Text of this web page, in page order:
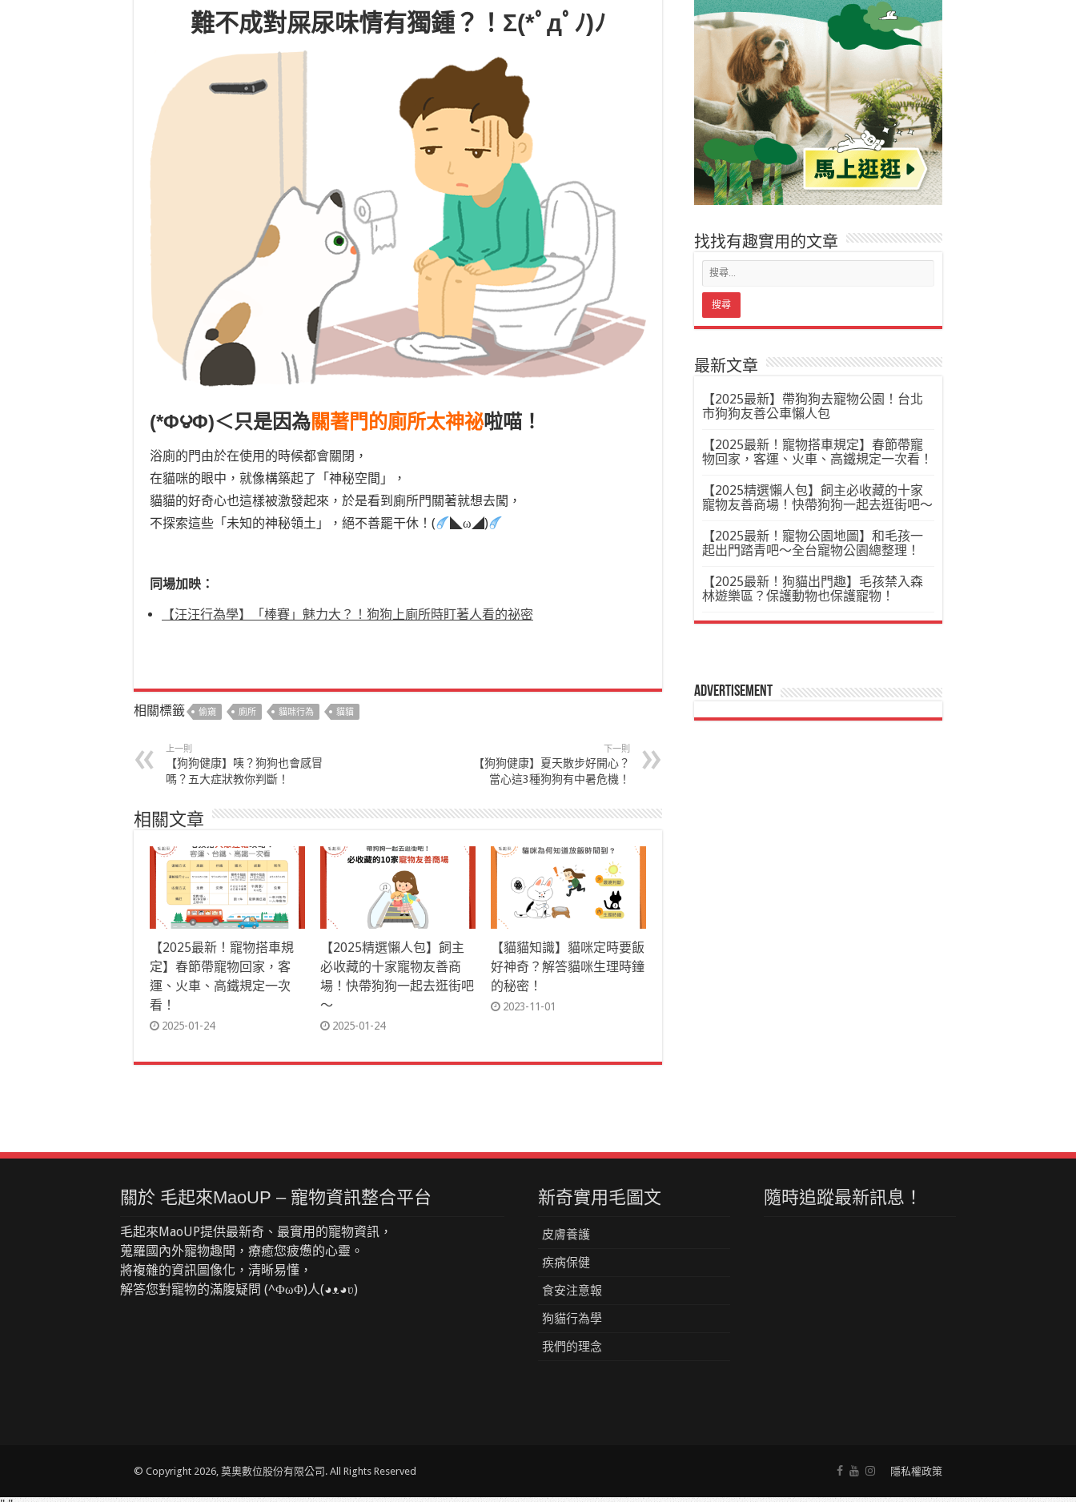
難不成對屎尿味情有獨鍾？！Σ(*ﾟдﾟﾉ)ﾉ
(*Φ౪Φ)＜只是因為關著門的廁所太神祕啦喵！
浴廁的門由於在使用的時候都會關閉，
在貓咪的眼中，就像構築起了「神秘空間」，
貓貓的好奇心也這樣被激發起來，於是看到廁所門關著就想去闖，
不探索這些「未知的神秘領土」，絕不善罷干休！(
◣ω◢)
同場加映：
【汪汪行為學】「棒賽」魅力大？！狗狗上廁所時盯著人看的祕密
相關標籤 偷窺 廁所 貓咪行為 貓貓
上一則
【狗狗健康】咦？狗狗也會感冒
嗎？五大症狀教你判斷！
下一則
【狗狗健康】夏天散步好開心？
當心這3種狗狗有中暑危機！
相關文章
【2025最新！寵物搭車規
定】春節帶寵物回家，客
運、火車、高鐵規定一次
看！
2025-01-24
【2025精選懶人包】飼主
必收藏的十家寵物友善商
場！快帶狗狗一起去逛街吧
～
2025-01-24
【貓貓知識】貓咪定時要飯
好神奇？解答貓咪生理時鐘
的秘密！
2023-11-01
找找有趣實用的文章
最新文章
【2025最新】帶狗狗去寵物公園！台北
市狗狗友善公車懶人包
【2025最新！寵物搭車規定】春節帶寵
物回家，客運、火車、高鐵規定一次看！
【2025精選懶人包】飼主必收藏的十家
寵物友善商場！快帶狗狗一起去逛街吧～
【2025最新！寵物公園地圖】和毛孩一
起出門踏青吧～全台寵物公園總整理！
【2025最新！狗貓出門趣】毛孩禁入森
林遊樂區？保護動物也保護寵物！
Advertisement
關於 毛起來MaoUP – 寵物資訊整合平台
毛起來MaoUP提供最新奇、最實用的寵物資訊，
蒐羅國內外寵物趣聞，療癒您疲憊的心靈。
將複雜的資訊圖像化，清晰易懂，
解答您對寵物的滿腹疑問 (^ΦωΦ)人(◕ᴥ◕ʋ)
新奇實用毛圖文
皮膚養護
疾病保健
食安注意報
狗貓行為學
我們的理念
隨時追蹤最新訊息！
隱私權政策
© Copyright 2026, 莫奧數位股份有限公司. All Rights Reserved